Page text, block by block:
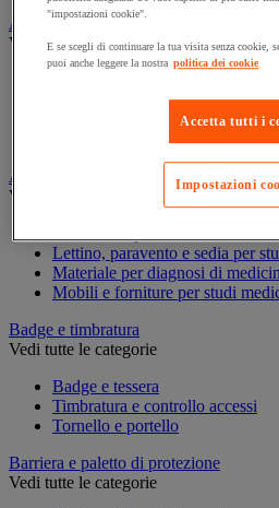
Assorbente industriale
Vedi tutte le categorie
Barriera anti-inquinamento e
Contenitore e solvente per
Attrezzatura e mobili per studi medici
Vedi tutte le categorie
Lettino, paravento e sedia per
Materiale per diagnosi di
Mobili e forniture per studi
Badge e timbratura
Vedi tutte le categorie
Badge e tessera
Timbratura e controllo accessi
Tornello e portello
Barriera e paletto di protezione
Vedi tutte le categorie
"impostazioni cookie".
E se scegli di continuare la tua visita senza cookie,
puoi anche leggere la nostra politica dei cookie
Accetta tutti i
Impostazioni